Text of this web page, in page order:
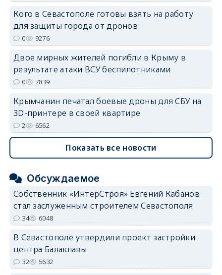
Кого в Севастополе готовы взять на работу
для защиты города от дронов
0 9276
Двое мирных жителей погибли в Крыму в
результате атаки ВСУ беспилотниками
0 7839
Крымчанин печатал боевые дроны для СБУ на
3D-принтере в своей квартире
2 6562
Показать все новости
Обсуждаемое
Собственник «ИнтерСтроя» Евгений Кабанов
стал заслуженным строителем Севастополя
34 6048
В Севастополе утвердили проект застройки
центра Балаклавы
32 5632